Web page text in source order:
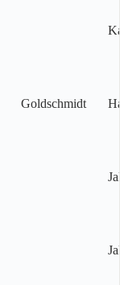
Goldschmidt